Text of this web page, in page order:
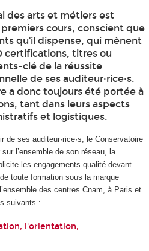
des arts et métiers est
cours, conscient que
qu’il dispense, qui mènent
certifications, titres ou
clé de la réussite
de ses auditeur·rice·s.
a donc toujours été portée à
tant dans leurs aspects
et logistiques.
de ses auditeur·rice·s, le Conservatoire
l’ensemble de son réseau, la
les engagements qualité devant
toute formation sous la marque
des centres Cnam, à Paris et
suivants :
l'orientation,